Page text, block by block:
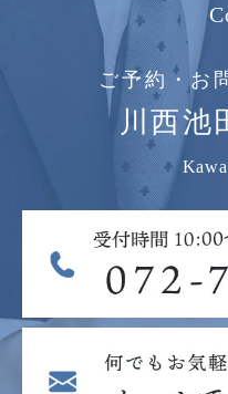
ご予約・お
川西池